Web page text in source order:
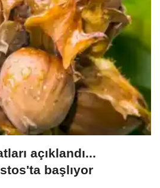
açıklandı...
başlıyor